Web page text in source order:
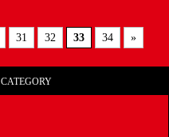
31 32 33 34 »
CATEGORY